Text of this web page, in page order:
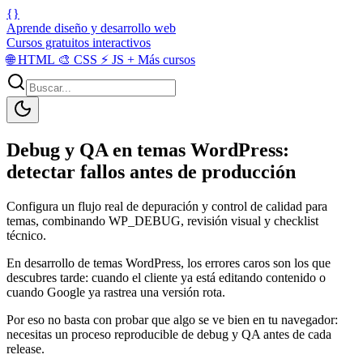
{}
Aprende diseño y desarrollo web
Cursos gratuitos interactivos
🌐HTML 🎨 CSS ⚡ JS + Más cursos
Debug y QA en temas WordPress:
detectar fallos antes de producción
Configura un flujo real de depuración y control de calidad para
temas, combinando WP_DEBUG, revisión visual y checklist
técnico.
En desarrollo de temas WordPress, los errores caros son los que
descubres tarde: cuando el cliente ya está editando contenido o
cuando Google ya rastrea una versión rota.
Por eso no basta con probar que algo se ve bien en tu navegador:
necesitas un proceso reproducible de debug y QA antes de cada
release.